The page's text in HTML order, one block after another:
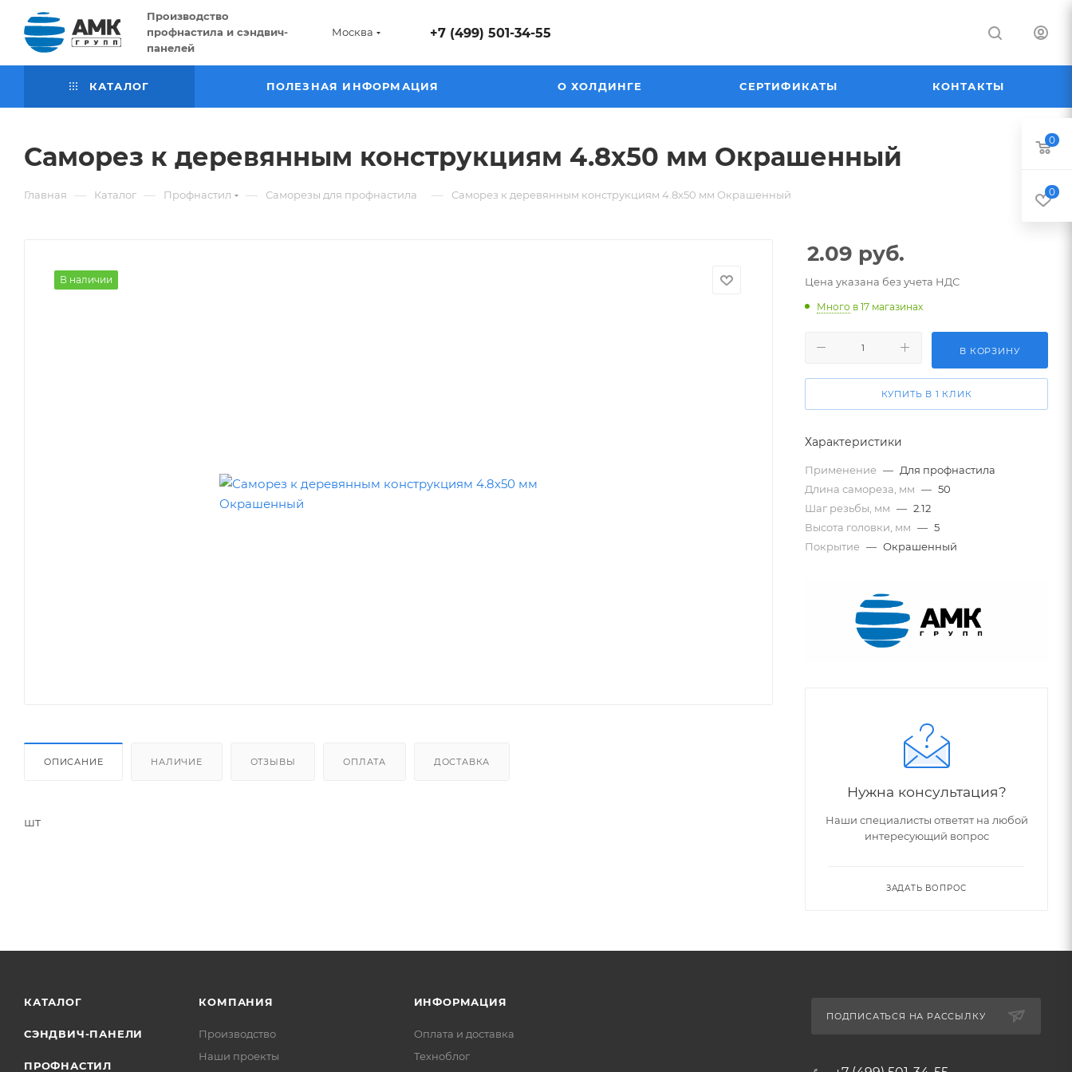
Производство
профнастила и сэндвич-
панелей
Москва +7 (499) 501-34-55
КАТАЛОГ ПОЛЕЗНАЯ ИНФОРМАЦИЯ О ХОЛДИНГЕ СЕРТИФИКАТЫ КОНТАКТЫ
Саморез к деревянным конструкциям 4.8х50 мм Окрашенный
Главная — Каталог — Профнастил — Саморезы для профнастила — Саморез к деревянным конструкциям 4.8х50 мм Окрашенный
В наличии
ОПИСАНИЕ НАЛИЧИЕ ОТЗЫВЫ ОПЛАТА ДОСТАВКА
шт
2.09 руб.
Цена указана без учета НДС
Много в 17 магазинах
В КОРЗИНУ
КУПИТЬ В 1 КЛИК
Характеристики
Применение — Для профнастила
Длина самореза, мм — 50
Шаг резьбы, мм — 2.12
Высота головки, мм — 5
Покрытие — Окрашенный
Нужна консультация?
Наши специалисты ответят на любой
интересующий вопрос
ЗАДАТЬ ВОПРОС
КАТАЛОГ
СЭНДВИЧ-ПАНЕЛИ
ПРОФНАСТИЛ
КОМПАНИЯ
Производство
Наши проекты
ИНФОРМАЦИЯ
Оплата и доставка
Техноблог
ПОДПИСАТЬСЯ НА РАССЫЛКУ
0
0